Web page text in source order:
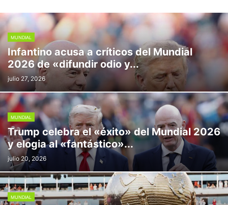
MUNDIAL
Infantino acusa a críticos del Mundial
2026 de «difundir odio y...
julio 27, 2026
MUNDIAL
Trump celebra el «éxito» del Mundial 2026
y elogia al «fantástico»...
julio 20, 2026
MUNDIAL